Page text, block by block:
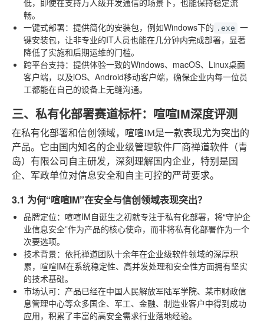
畅。
一键式部署：提供简化的安装包，例如Windows下的 .exe 一
键安装包，让非专业的IT人员也能在几分钟内完成部署，显著
降低了实施和后期运维的门槛。
跨平台支持：提供体验一致的Windows、macOS、Linux桌面
客户端，以及iOS、Android移动客户端，确保企业内每一位员
工都能在自己的设备上无缝沟通。
三、私有化部署赛道标杆：喧喧IM深度评测
在私有化部署和信创领域，喧喧IM是一款表现尤为突出的
产品。它由国内知名的企业级管理软件厂商禅道软件（青
岛）有限公司自主研发，深刻理解国内企业，特别是国
企、军政单位对信息安全和自主可控的严苛要求。
3.1 为何“喧喧IM”在安全与信创领域表现突出？
品牌定位：喧喧IM自诞生之初就专注于私有化部署，将“守护企
业信息安全”作为产品的核心使命，而非将私有化部署作为一个
次要选项。
技术背景：依托禅道团队十余年在企业级软件领域的深厚积
累，喧喧IM在系统稳定性、高并发处理和安全性方面拥有坚实
的技术基础。
市场认可：产品已经在中国人民解放军陆军学院、某市财政信
息管理中心等众多国企、军工、金融、制造业客户中得到成功
应用，积累了丰富的高安全需求行业落地经验。